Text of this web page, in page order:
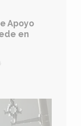
Apoyo
en